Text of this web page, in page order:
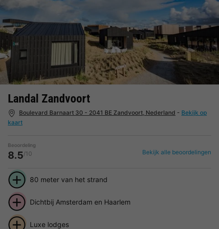
Landal Zandvoort
Boulevard Barnaart 30 - 2041 BE Zandvoort, Nederland - Bekijk op
kaart
Beoordeling
8.5/10 Bekijk alle beoordelingen
80 meter van het strand
Dichtbij Amsterdam en Haarlem
Luxe lodges